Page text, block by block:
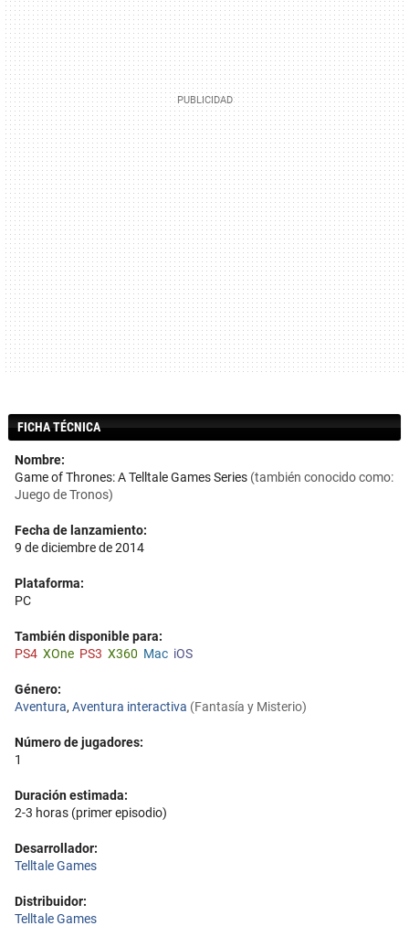
FICHA TÉCNICA
Nombre:
Game of Thrones: A Telltale Games Series (también conocido como:
Juego de Tronos)
Fecha de lanzamiento:
9 de diciembre de 2014
Plataforma:
PC
También disponible para:
PS4 XOne PS3 X360 Mac iOS
Género:
Aventura, Aventura interactiva (Fantasía y Misterio)
Número de jugadores:
1
Duración estimada:
2-3 horas (primer episodio)
Desarrollador:
Telltale Games
Distribuidor:
Telltale Games